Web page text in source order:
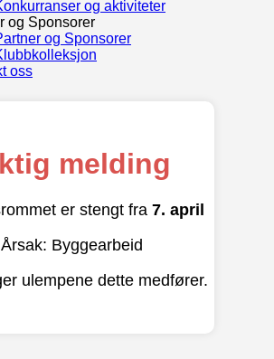
og aktiviteter
og Sponsorer
og Sponsorer
oss
melding
er stengt fra 7. april
Årsak: Byggearbeid
ulempene dette medfører.